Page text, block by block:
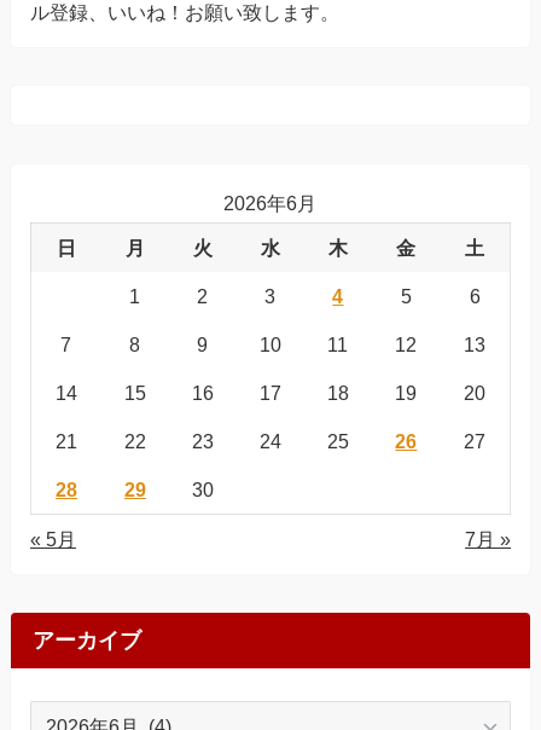
ル登録、いいね！お願い致します。
2026年6月
日 月 火 水 木 金 土
1 2 3 4 5 6
7 8 9 10 11 12 13
14 15 16 17 18 19 20
21 22 23 24 25 26 27
28 29 30
« 5月 7月 »
アーカイブ